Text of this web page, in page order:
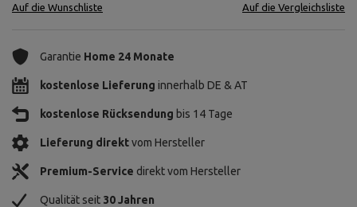
Auf die Wunschliste Auf die Vergleichsliste
Garantie Home 24 Monate
kostenlose Lieferung innerhalb DE & AT
kostenlose Rücksendung bis 14 Tage
Lieferung direktvom Hersteller
Premium-Service direkt vom Hersteller
Qualität seit 30 Jahren